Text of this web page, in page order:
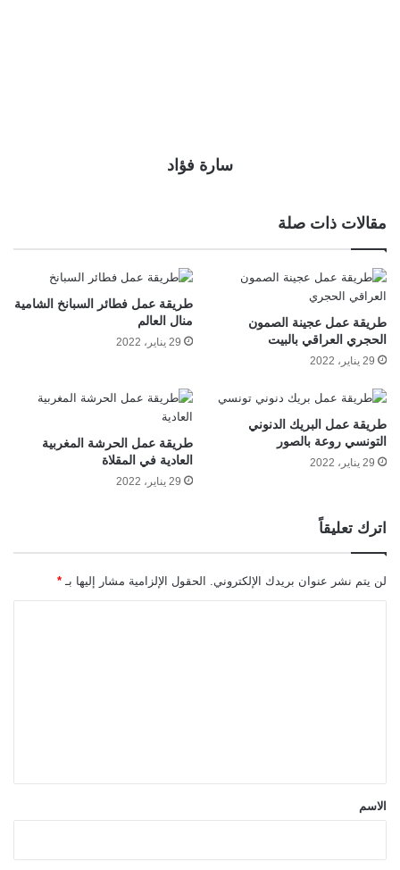
سارة فؤاد
مقالات ذات صلة
طريقة عمل عجينة الصمون
الحجري العراقي بالبيت
29 يناير، 2022
طريقة عمل فطائر السبانخ الشامية
منال العالم
29 يناير، 2022
طريقة عمل البريك الدنوني
التونسي روعة بالصور
29 يناير، 2022
طريقة عمل الحرشة المغربية
العادية في المقلاة
29 يناير، 2022
اترك تعليقاً
لن يتم نشر عنوان بريدك الإلكتروني. الحقول الإلزامية مشار إليها بـ *
*الاسم